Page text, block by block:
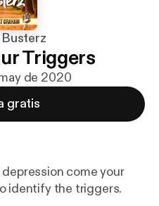
Triggers
de 2020
gratis
come your
identify the triggers.